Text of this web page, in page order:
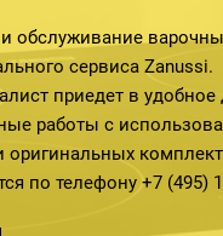
обслуживание
сервиса Zanussi.
приедет в удобное
работы с
оригинальных
по телефону +7 (495)